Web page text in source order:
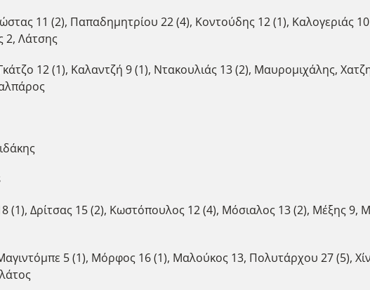
11 (2), Παπαδημητρίου 22 (4), Κοντούδης 12 (1), Καλογεριάς
2, Λάτσης
12 (1), Καλαντζή 9 (1), Ντακουλιάς 13 (2), Μαυρομιχάλης,
(1), Δρίτσας 15 (2), Κωστόπουλος 12 (4), Μόσιαλος 13 (2), Μέξης
5 (1), Μόρφος 16 (1), Μαλούκος 13, Πολυτάρχου 27 (5),